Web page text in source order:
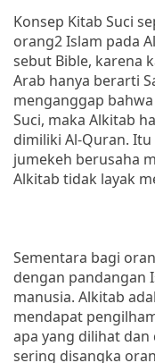
Konsep Kitab Suci
orang2 Islam pada
sebut Bible, karena
Arab hanya berarti
menganggap
Suci, maka Alkitab
dimiliki Al-Quran.
jumekeh berusaha
Alkitab tidak layak
Sementara bagi
dengan pandangan
manusia. Alkitab
mendapat
apa yang dilihat dan
sering disangka